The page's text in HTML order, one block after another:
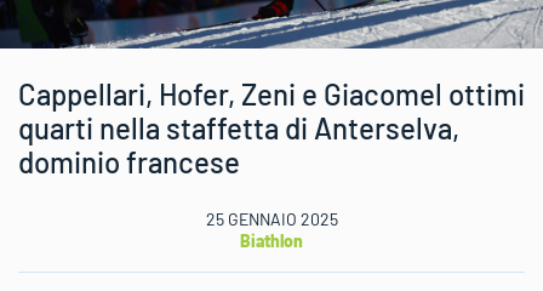
Cappellari, Hofer, Zeni e Giacomel ottimi
quarti nella staffetta di Anterselva,
dominio francese
25 GENNAIO 2025
Biathlon